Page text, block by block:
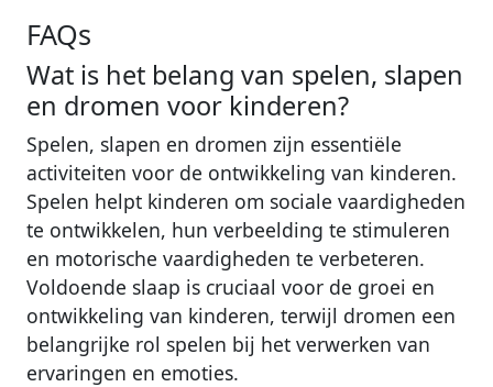
FAQs
Wat is het belang van spelen, slapen
en dromen voor kinderen?
Spelen, slapen en dromen zijn essentiële
activiteiten voor de ontwikkeling van kinderen.
Spelen helpt kinderen om sociale vaardigheden
te ontwikkelen, hun verbeelding te stimuleren
en motorische vaardigheden te verbeteren.
Voldoende slaap is cruciaal voor de groei en
ontwikkeling van kinderen, terwijl dromen een
belangrijke rol spelen bij het verwerken van
ervaringen en emoties.